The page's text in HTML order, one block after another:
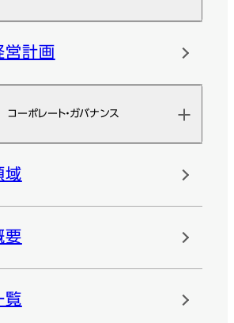
営計画
コーポレート・ガバナンス
域
要
覧